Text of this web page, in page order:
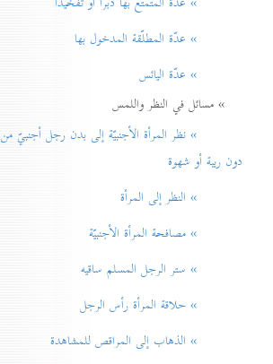
» عدّة المطلّقة المدخول بها
» عدّة اليائس
» مسائل في النظر واللمس
» نظر المرأة الأجنبيّة إلی بدن رجل أجنبيّ من
دون ريبة أو شهوة
» النظر إلی المرأة
» مصافحة المرأة الأجنبيّة
» ستر الرجل المسلم ساقيه
» حلاقة المرأة رأس الرجل
» الذهاب إلی المراقص للمشاهدة